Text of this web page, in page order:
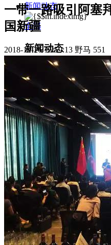
新闻动态
全部
新闻动态
集团新闻
往来名人
人才招聘
人才招聘
人才理念
人才招聘
社会招聘
校园招聘
视觉文化
全部
视觉文化
汗血马助力新疆文旅
一带一路吸引阿塞
国新疆
2018-12-26 15:59:13 野马 551